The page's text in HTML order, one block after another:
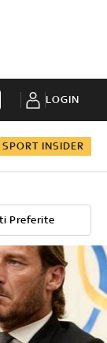
LOGIN
INSIDER
Preferite